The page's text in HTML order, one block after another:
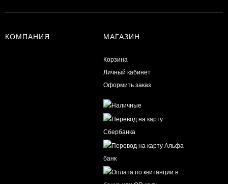
КОМПАНИЯ МАГАЗИН
Корзина
Личный кабинет
Оформить заказ